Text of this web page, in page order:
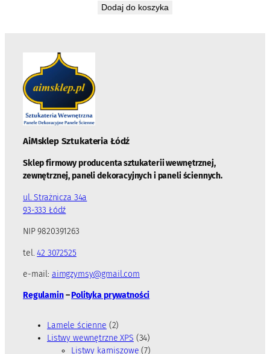
Dodaj do koszyka
AiMsklep Sztukateria Łódź
Sklep firmowy producenta sztukaterii wewnętrznej,
zewnętrznej, paneli dekoracyjnych i paneli ściennych.
ul. Strażnicza 34a
93-333 Łódź
NIP 9820391263
tel.42 3072525
e-mail: aimgzymsy@gmail.com
Regulamin–Polityka prywatności
Lamele ścienne 22
p
r
Listwy wewnętrzne XPS 343
4
Listwy karniszowe 77